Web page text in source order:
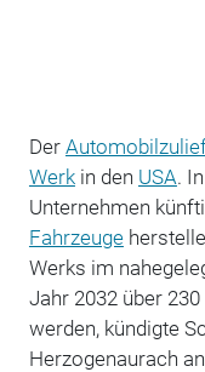
Der
Werkin den USA.
Unternehmen
Fahrzeuge
Werks im
Jahr 2032 über
werden, kündigte
Herzogenaurach